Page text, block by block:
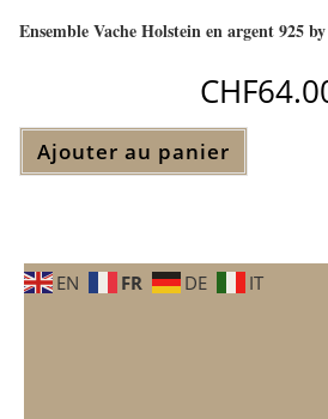
Ensemble Vache Holstein en argent 925
CHF
Ajouter au panier
EN FR DE IT